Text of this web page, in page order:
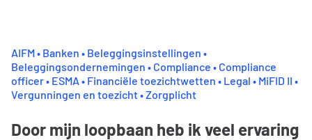
AIFM • Banken • Beleggingsinstellingen •
Beleggingsondernemingen • Compliance • Compliance
officer • ESMA • Financiële toezichtwetten • Legal • MiFID II •
Vergunningen en toezicht • Zorgplicht
Door mijn loopbaan heb ik veel ervaring